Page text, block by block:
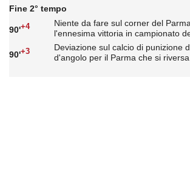
Fine 2° tempo
90'+4
Niente da fare sul corner del
l'ennesima vittoria in campionato
90'+3
Deviazione sul calcio di punizione
d'angolo per il Parma che si